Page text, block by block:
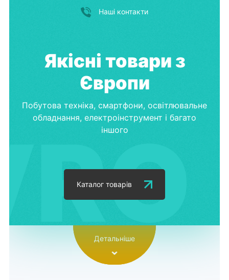
Наші контакти
Якісні товари з
Європи
Побутова техніка, смартфони, освітлювальне
обладнання, електроінструмент і багато
іншого
Каталог товарів
Детальніше